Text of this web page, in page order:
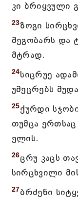
კი ბრიყვული
23ზოგი
მეგობარს და
მტრად.
24სიცრუე
უმეცრებს
25ქურდი
თუმცა
ელის.
26ცრუ კაცს
სირცხვილი
27ბრძენი